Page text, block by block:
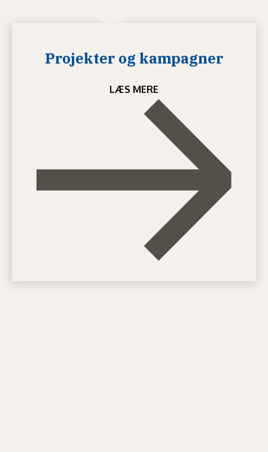
Projekter og kampagner
LÆS MERE